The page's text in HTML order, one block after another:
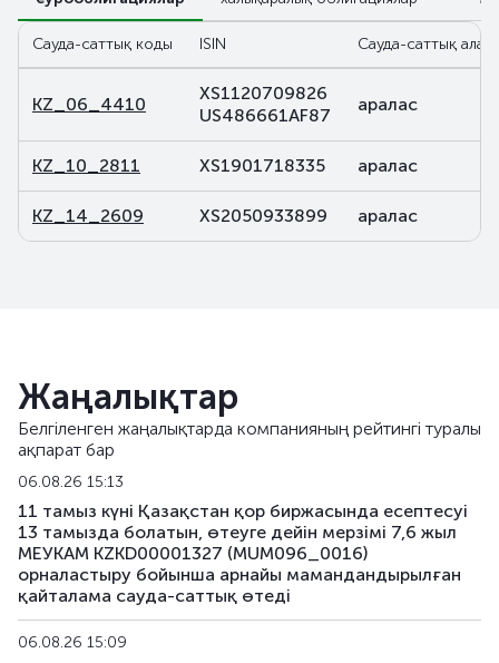
Сауда-саттық коды ISIN Сауда-саттық алаң
KZ_06_4410
XS1120709826
US486661AF87
аралас
KZ_10_2811 XS1901718335 аралас
KZ_14_2609 XS2050933899 аралас
Жаңалықтар
Белгіленген жаңалықтарда компанияның рейтингі туралы
ақпарат бар
06.08.26 15:13
11 тамыз күні Қазақстан қор биржасында есептесуі
13 тамызда болатын, өтеуге дейін мерзімі 7,6 жыл
МЕУКАМ KZKD00001327 (MUM096_0016)
орналастыру бойынша арнайы мамандандырылған
қайталама сауда-саттық өтеді
06.08.26 15:09